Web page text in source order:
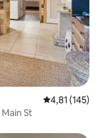
4,81 av 5 i
4,81 (145)
St